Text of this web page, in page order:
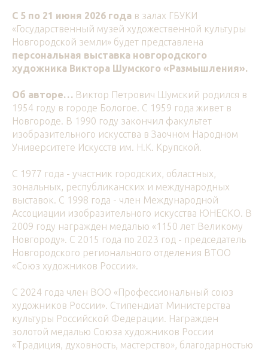
С 5 по 21 июня 2026 года в залах ГБУКИ
«Государственный музей художественной культуры
Новгородской земли» будет представлена
персональная выставка новгородского
художника Виктора Шумского «Размышления».
Об авторе… Виктор Петрович Шумский родился в
1954 году в городе Бологое. С 1959 года живет в
Новгороде. В 1990 году закончил факультет
изобразительного искусства в Заочном Народном
Университете Искусств им. Н.К. Крупской.
С 1977 года - участник городских, областных,
зональных, республиканских и международных
выставок. С 1998 года - член Международной
Ассоциации изобразительного искусства ЮНЕСКО. В
2009 году награжден медалью «1150 лет Великому
Новгороду». С 2015 года по 2023 год - председатель
Новгородского регионального отделения ВТОО
«Союз художников России».
С 2024 года член ВОО «Профессиональный союз
художников России». Стипендиат Министерства
культуры Российской Федерации. Награжден
золотой медалью Союза художников России
«Традиция, духовность, мастерство», благодарностью